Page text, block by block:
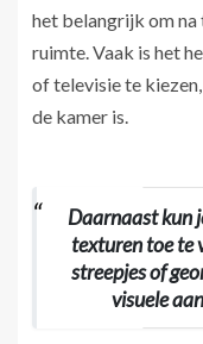
het belangrijk om na
ruimte. Vaak is het
of televisie te
de kamer is.
Daarnaast kun
texturen toe te
streepjes of
visuele